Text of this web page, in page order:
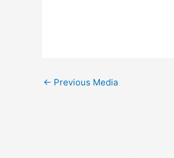
← Previous Media